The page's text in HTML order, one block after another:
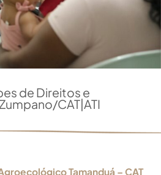
de Direitos e
CAT|ATI
Tamanduá – CAT